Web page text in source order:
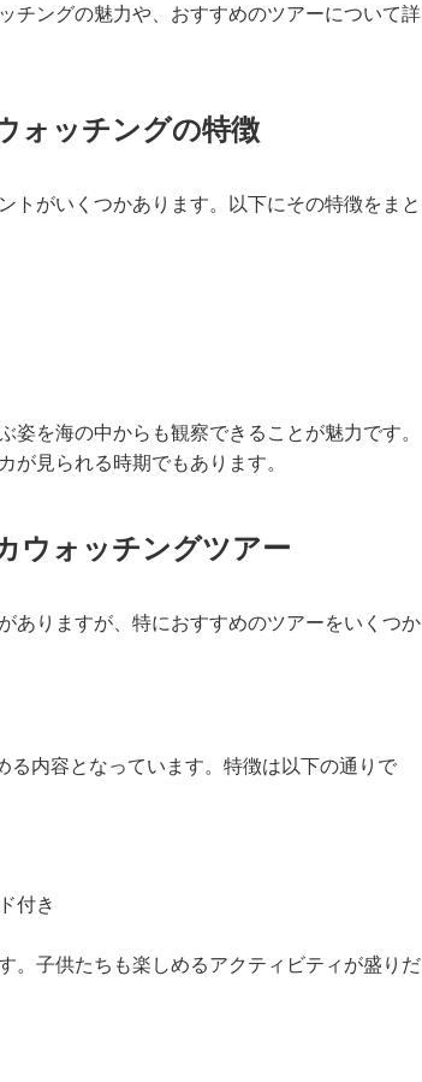
チングの魅力や、おすすめのツアーについて詳
ォッチングの特徴
トがいくつかあります。以下にその特徴をまと
を海の中からも観察できることが魅力です。
が見られる時期でもあります。
ウォッチングツアー
ありますが、特におすすめのツアーをいくつか
内容となっています。特徴は以下の通りで
付き
。子供たちも楽しめるアクティビティが盛りだ